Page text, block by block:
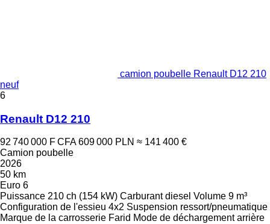
camion poubelle Renault D12 210
neuf
6
Renault D12 210
92 740 000 F CFA 609 000 PLN ≈ 141 400 €
Camion poubelle
2026
50 km
Euro 6
Puissance 210 ch (154 kW) Carburant diesel Volume 9 m³
Configuration de l'essieu 4x2 Suspension ressort/pneumatique
Marque de la carrosserie Farid Mode de déchargement arrière